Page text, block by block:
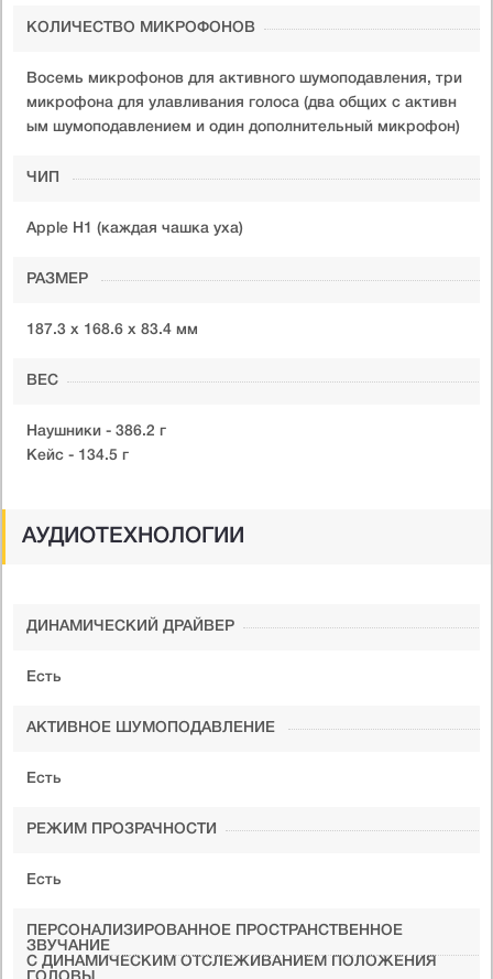
КОЛИЧЕСТВО МИКРОФОНОВ
Восемь микрофонов для активного шумоподавления, три
микрофона для улавливания голоса (два общих с активн
ым шумоподавлением и один дополнительный микрофон)
ЧИП
Apple H1 (каждая чашка уха)
РАЗМЕР
187.3 x 168.6 x 83.4 мм
ВЕС
Наушники - 386.2 г
Кейс - 134.5 г
АУДИОТЕХНОЛОГИИ
ДИНАМИЧЕСКИЙ ДРАЙВЕР
Есть
АКТИВНОЕ ШУМОПОДАВЛЕНИЕ
Есть
РЕЖИМ ПРОЗРАЧНОСТИ
Есть
ПЕРСОНАЛИЗИРОВАННОЕ ПРОСТРАНСТВЕННОЕ
ЗВУЧАНИЕ
С ДИНАМИЧЕСКИМ ОТСЛЕЖИВАНИЕМ ПОЛОЖЕНИЯ